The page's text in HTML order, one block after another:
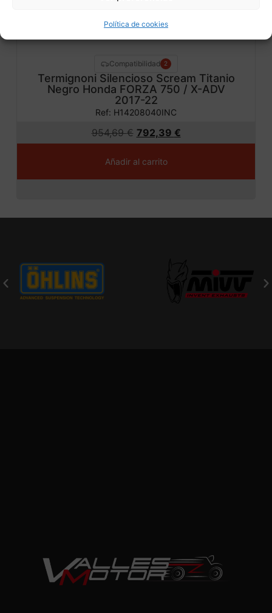
Política de cookies
Compatibilidad 2
Termignoni Silencioso Scream Titanio
Negro Honda FORZA 750 / X-ADV
2017-22
Ref: H14208040INC
954,69€ 792,39 €
Añadir al carrito